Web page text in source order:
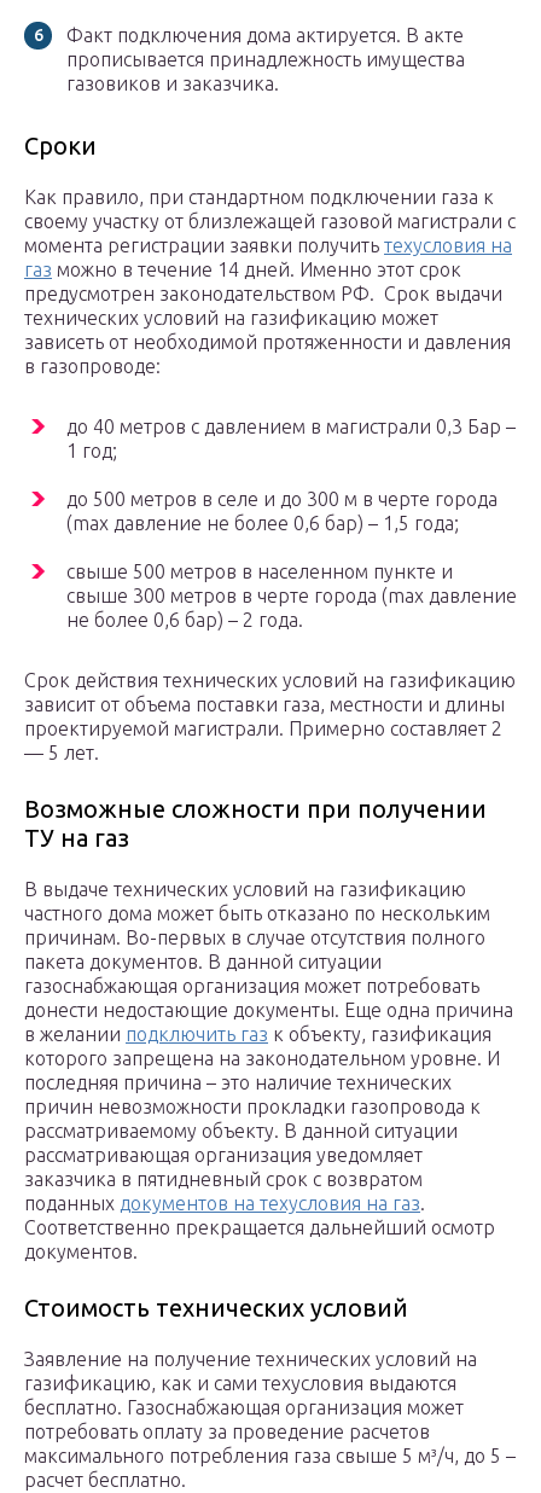
Факт подключения дома актируется. В акте
прописывается принадлежность имущества
газовиков и заказчика.
Сроки
Как правило, при стандартном подключении газа к
своему участку от близлежащей газовой магистрали с
момента регистрации заявки получить техусловия на
газ можно в течение 14 дней. Именно этот срок
предусмотрен законодательством РФ. Срок выдачи
технических условий на газификацию может
зависеть от необходимой протяженности и давления
в газопроводе:
до 40 метров с давлением в магистрали 0,3 Бар –
1 год;
до 500 метров в селе и до 300 м в черте города
(max давление не более 0,6 бар) – 1,5 года;
свыше 500 метров в населенном пункте и
свыше 300 метров в черте города (max давление
не более 0,6 бар) – 2 года.
Срок действия технических условий на газификацию
зависит от объема поставки газа, местности и длины
проектируемой магистрали. Примерно составляет 2
— 5 лет.
Возможные сложности при получении
ТУ на газ
В выдаче технических условий на газификацию
частного дома может быть отказано по нескольким
причинам. Во-первых в случае отсутствия полного
пакета документов. В данной ситуации
газоснабжающая организация может потребовать
донести недостающие документы. Еще одна причина
в желании подключить газ к объекту, газификация
которого запрещена на законодательном уровне. И
последняя причина – это наличие технических
причин невозможности прокладки газопровода к
рассматриваемому объекту. В данной ситуации
рассматривающая организация уведомляет
заказчика в пятидневный срок с возвратом
поданных документов на техусловия на газ.
Соответственно прекращается дальнейший осмотр
документов.
Стоимость технических условий
Заявление на получение технических условий на
газификацию, как и сами техусловия выдаются
бесплатно. Газоснабжающая организация может
потребовать оплату за проведение расчетов
максимального потребления газа свыше 5 м³/ч, до 5 –
расчет бесплатно.